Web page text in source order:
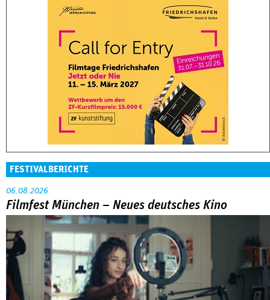
FESTIVALBERICHTE
06.08.2026
Filmfest München – Neues deutsches Kino